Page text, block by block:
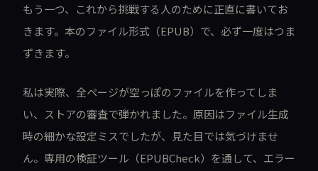
もう一つ、これから挑戦する人のために正直に書いてお
きます。本のファイル形式（EPUB）で、必ず一度はつま
ずきます。
私は実際、全ページが空っぽのファイルを作ってしま
い、ストアの審査で弾かれました。原因はファイル生成
時の細かな設定ミスでしたが、見た目では気づけませ
ん。専用の検証ツール（EPUBCheck）を通して、エラー